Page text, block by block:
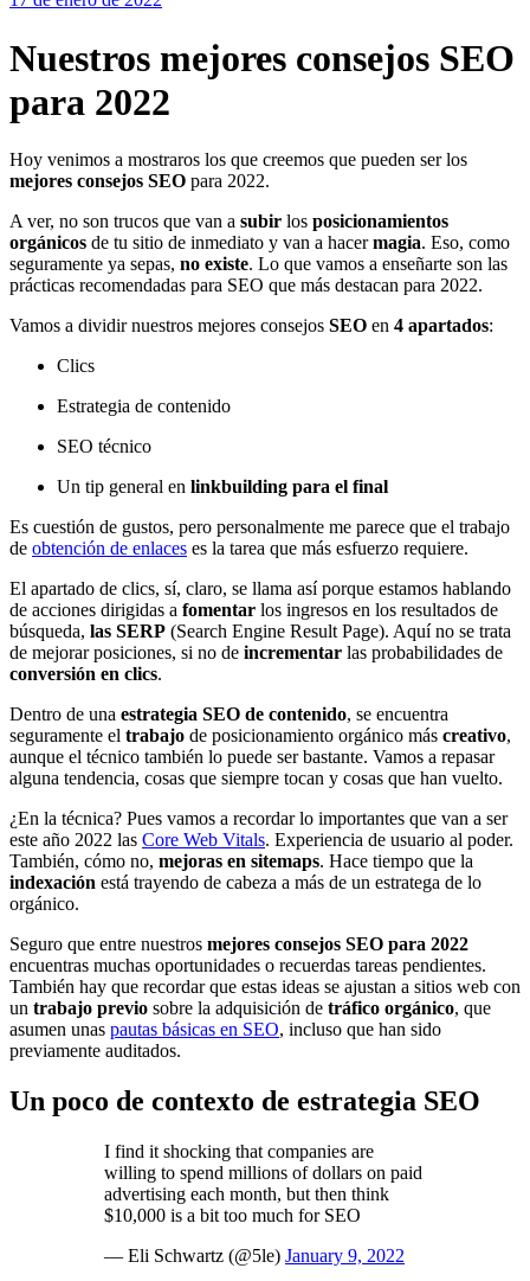
Nuestros mejores consejos SEO
para 2022
Hoy venimos a mostraros los que creemos que pueden ser los
mejores consejos SEO para 2022.
A ver, no son trucos que van a subir los posicionamientos
orgánicos de tu sitio de inmediato y van a hacermagia. Eso, como
seguramente ya sepas, no existe. Lo que vamos a enseñarte son las
prácticas recomendadas para SEO que más destacan para 2022.
Vamos a dividir nuestros mejores consejos SEO en 4 apartados:
Clics
Estrategia de contenido
SEO técnico
Un tip general en linkbuilding para el final
Es cuestión de gustos, pero personalmente me parece que el trabajo
de obtención de enlaces es la tarea que más esfuerzo requiere.
El apartado de clics, sí, claro, se llama así porque estamos hablando
de acciones dirigidas a fomentar los ingresos en los resultados de
búsqueda, las SERP (Search Engine Result Page). Aquí no se trata
de mejorar posiciones, si no de incrementar las probabilidades de
conversión en clics.
Dentro de una estrategia SEO de contenido, se encuentra
seguramente el trabajo de posicionamiento orgánico más creativo,
aunque el técnico también lo puede ser bastante. Vamos a repasar
alguna tendencia, cosas que siempre tocan y cosas que han vuelto.
¿En la técnica? Pues vamos a recordar lo importantes que van a ser
este año 2022 las Core Web Vitals. Experiencia de usuario al poder.
También, cómo no, mejoras en sitemaps. Hace tiempo que la
indexación está trayendo de cabeza a más de un estratega de lo
orgánico.
Seguro que entre nuestros mejores consejos SEO para 2022
encuentras muchas oportunidades o recuerdas tareas pendientes.
También hay que recordar que estas ideas se ajustan a sitios web con
un trabajo previo sobre la adquisición de tráfico orgánico, que
asumen unas pautas básicas en SEO, incluso que han sido
previamente auditados.
Un poco de contexto de estrategia SEO
I find it shocking that companies are
willing to spend millions of dollars on paid
advertising each month, but then think
$10,000 is a bit too much for SEO
— Eli Schwartz (@5le) January 9, 2022